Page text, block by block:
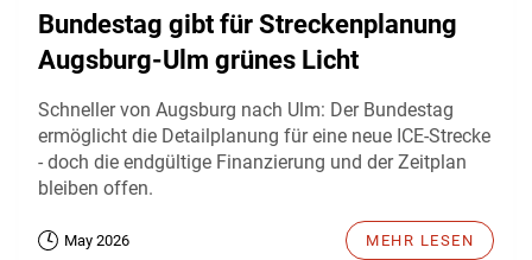
Bundestag gibt für Streckenplanung
Augsburg-Ulm grünes Licht
Schneller von Augsburg nach Ulm: Der Bundestag
ermöglicht die Detailplanung für eine neue ICE-Strecke
- doch die endgültige Finanzierung und der Zeitplan
bleiben offen.
May 2026 MEHR LESEN